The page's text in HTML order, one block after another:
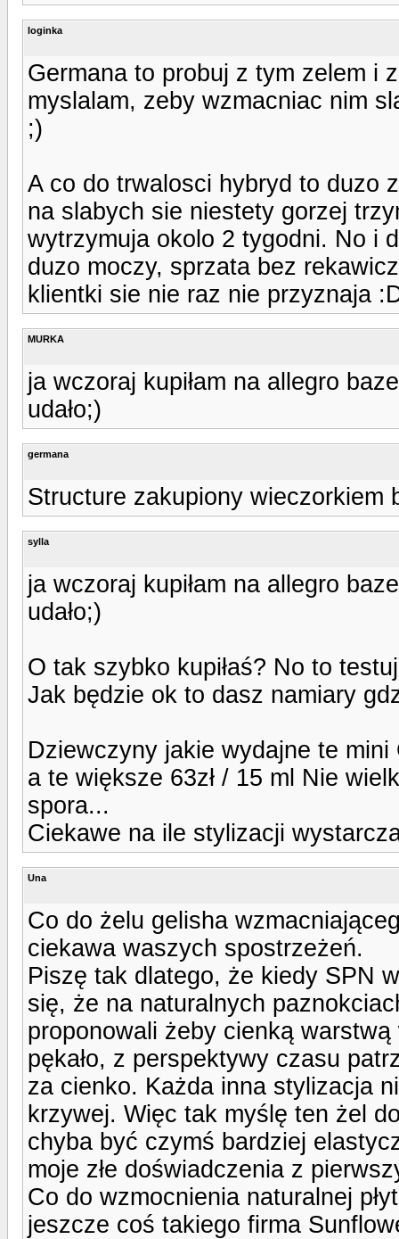
loginka
Germana to probuj z tym zelem i
myslalam, zeby wzmacniac nim
;)
A co do trwalosci hybryd to duzo
na slabych sie niestety gorzej
wytrzymuja okolo 2 tygodni. No i
duzo moczy, sprzata bez
klientki sie nie raz nie przyznaja
MURKA
ja wczoraj kupiłam na allegro
udało;)
germana
Structure zakupiony wieczorkiem
sylla
ja wczoraj kupiłam na allegro
udało;)
O tak szybko kupiłaś? No to
Jak będzie ok to dasz namiary
Dziewczyny jakie wydajne te
a te większe 63zł / 15 ml Nie
spora...
Ciekawe na ile stylizacji
Una
Co do żelu gelisha
ciekawa waszych spostrzeżeń.
Piszę tak dlatego, że kiedy SPN
się, że na naturalnych
proponowali żeby cienką
pękało, z perspektywy czasu
za cienko. Każda inna stylizacja
krzywej. Więc tak myślę ten żel
chyba być czymś bardziej
moje złe doświadczenia z
Co do wzmocnienia naturalnej
jeszcze coś takiego firma